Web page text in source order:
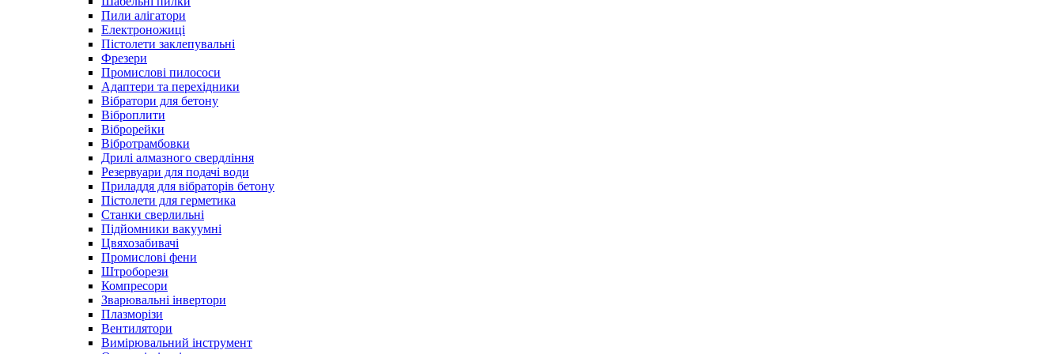
Пили алігатори
Електроножиці
Пістолети заклепувальні
Фрезери
Промислові пилососи
Адаптери та перехідники
Вібратори для бетону
Віброплити
Віброрейки
Вібротрамбовки
Дрилі алмазного свердління
Резервуари для подачі води
Приладдя для вібраторів бетону
Пістолети для герметика
Станки сверлильні
Підйомники вакуумні
Цвяхозабивачі
Промислові фени
Штроборези
Компресори
Зварювальні інвертори
Плазморізи
Вентилятори
Вимірювальний інструмент